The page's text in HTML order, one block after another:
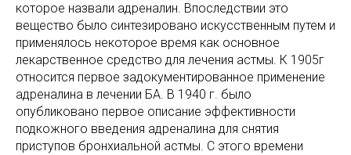
которое назвали адреналин. Впоследствии это
вещество было синтезировано искусственным путем и
применялось некоторое время как основное
лекарственное средство для лечения астмы. К 1905г
относится первое задокументированное применение
адреналина в лечении БА. В 1940 г. было
опубликовано первое описание эффективности
подкожного введения адреналина для снятия
приступов бронхиальной астмы. С этого времени